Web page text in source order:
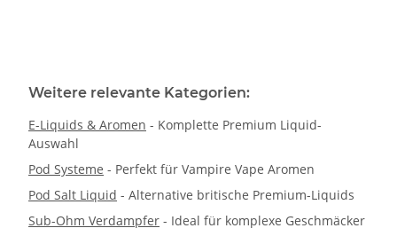
Weitere relevante Kategorien:
E-Liquids & Aromen - Komplette Premium Liquid-
Auswahl
Pod Systeme - Perfekt für Vampire Vape Aromen
Pod Salt Liquid - Alternative britische Premium-Liquids
Sub-Ohm Verdampfer - Ideal für komplexe Geschmäcker